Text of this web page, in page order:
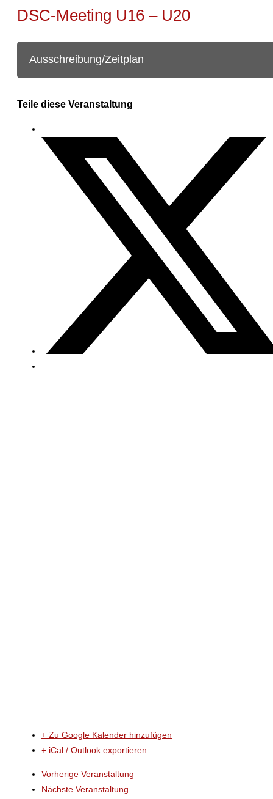
DSC-Meeting U16 – U20
Ausschreibung/Zeitplan
Teile diese Veranstaltung
+ Zu Google Kalender hinzufügen
+ iCal / Outlook exportieren
Vorherige Veranstaltung
Nächste Veranstaltung